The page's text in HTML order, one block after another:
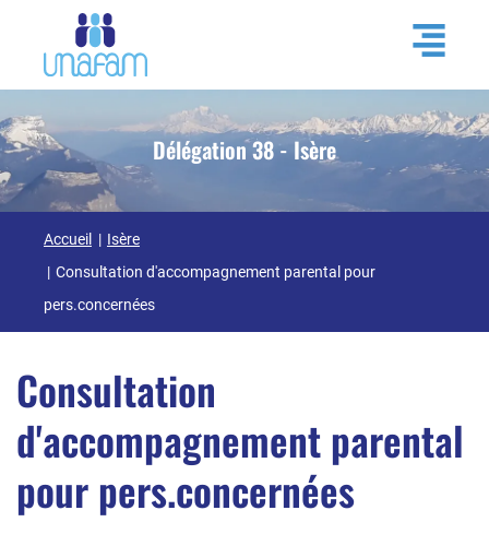
Délégation 38 - Isère
Accueil
Isère
Consultation d'accompagnement parental pour
pers.concernées
Consultation
d'accompagnement parental
pour pers.concernées